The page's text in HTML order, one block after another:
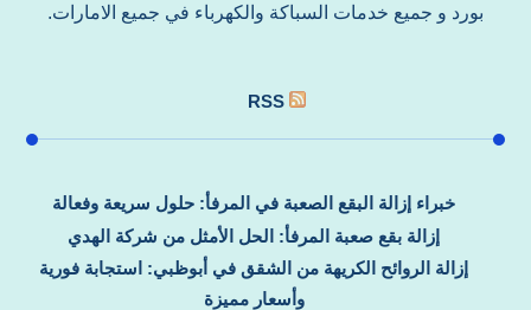
بورد و جميع خدمات السباكة والكهرباء في جميع الامارات.
RSS
خبراء إزالة البقع الصعبة في المرفأ: حلول سريعة وفعالة
إزالة بقع صعبة المرفأ: الحل الأمثل من شركة الهدي
إزالة الروائح الكريهة من الشقق في أبوظبي: استجابة فورية
وأسعار مميزة